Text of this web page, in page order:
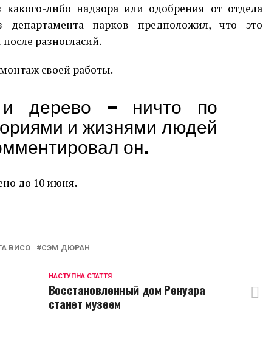
какого-либо надзора или одобрения от отдела
департамента парков предположил, что это
разногласий.
своей работы.
дерево — ничто по
и жизнями людей
он.
до 10 июня.
ВИСО СЭМ ДЮРАН
НАСТУПНА СТАТТЯ
Восстановленный дом Ренуара
станет музеем